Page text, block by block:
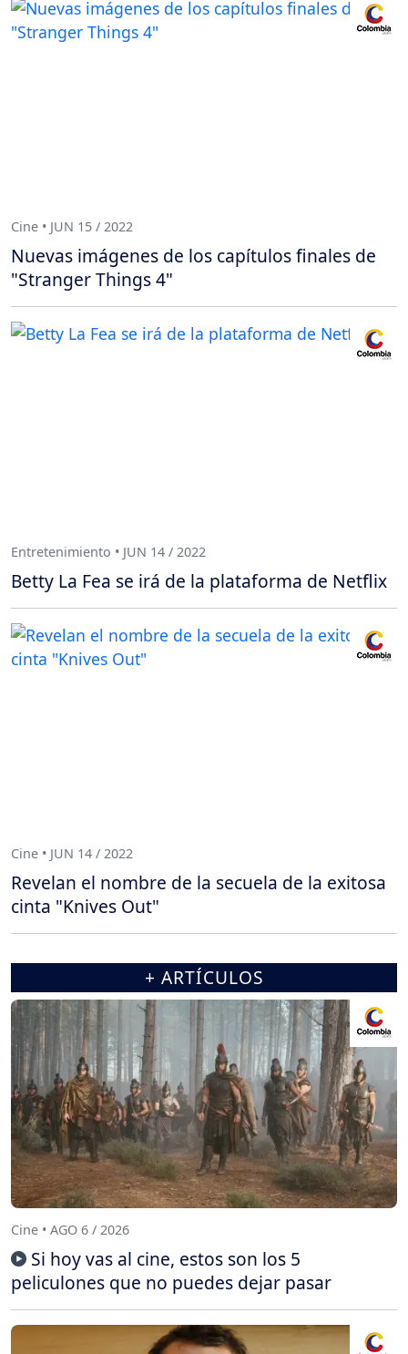
Cine • JUN 15 / 2022
Nuevas imágenes de los capítulos finales de
"Stranger Things 4"
Entretenimiento • JUN 14 / 2022
Betty La Fea se irá de la plataforma de Netflix
Cine • JUN 14 / 2022
Revelan el nombre de la secuela de la exitosa
cinta "Knives Out"
+ ARTÍCULOS
Cine • AGO 6 / 2026
Si hoy vas al cine, estos son los 5
peliculones que no puedes dejar pasar